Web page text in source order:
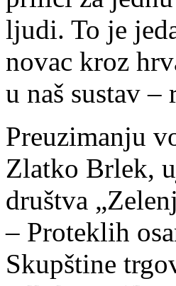
ljudi. To je
novac kroz
u naš sustav –
Preuzimanju
Zlatko Brlek,
društva
– Proteklih
Skupštine